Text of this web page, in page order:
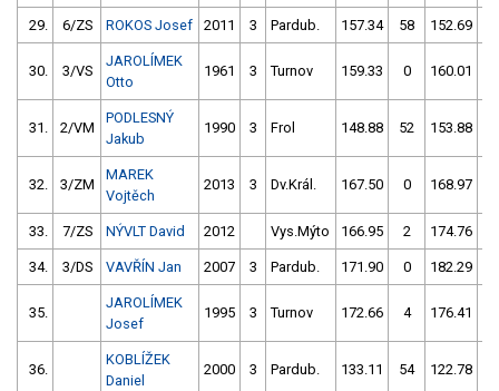
29. 6/ZS ROKOS Josef 2011 3 Pardub. 157.34 58 152.69
30. 3/VS
JAROLÍMEK
Otto
1961 3 Turnov 159.33 0 160.01
31. 2/VM
PODLESNÝ
Jakub
1990 3 Frol 148.88 52 153.88
32. 3/ZM
MAREK
Vojtěch
2013 3 Dv.Král. 167.50 0 168.97
33. 7/ZS NÝVLT David 2012 Vys.Mýto 166.95 2 174.76
34. 3/DS VAVŘÍN Jan 2007 3 Pardub. 171.90 0 182.29
35.
JAROLÍMEK
Josef
1995 3 Turnov 172.66 4 176.41
36.
KOBLÍŽEK
Daniel
2000 3 Pardub. 133.11 54 122.78